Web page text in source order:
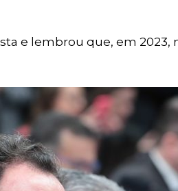
e lembrou que, em 2023,